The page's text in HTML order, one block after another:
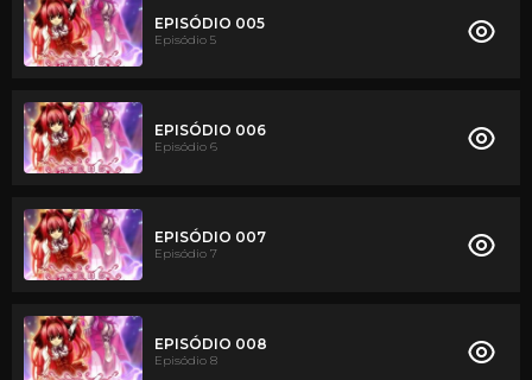
EPISÓDIO 005
Episódio 5
EPISÓDIO 006
Episódio 6
EPISÓDIO 007
Episódio 7
EPISÓDIO 008
Episódio 8